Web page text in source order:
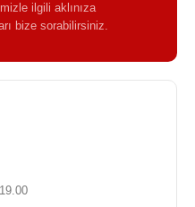
ilgili aklınıza
bize sorabilirsiniz.